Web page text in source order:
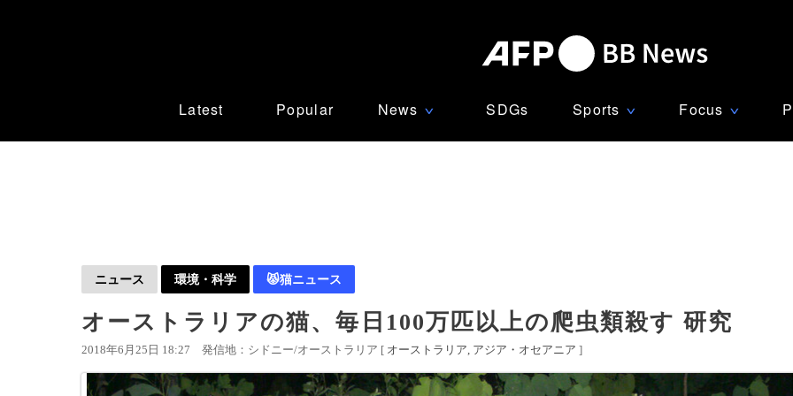
Latest Popular News ∨ SDGs Sports ∨ Focus ∨
ニュース 環境・科学 😾猫ニュース
オーストラリアの猫、毎日100万匹以上の爬虫類殺す 研究
2018年6月25日 18:27 発信地：シドニー/オーストラリア [ オーストラリア アジア・オセアニア ]